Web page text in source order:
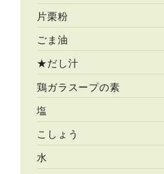
片栗粉
ごま油
★だし汁
鶏ガラスープの素
塩
こしょう
水